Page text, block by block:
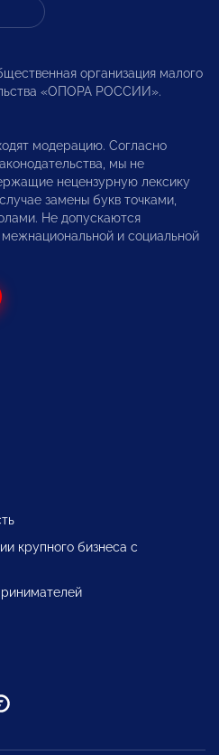
организация малого
«ОПОРА РОССИИ».
модерацию. Согласно
мы не
нецензурную лексику
замены букв точками,
Не допускаются
и социальной
крупного бизнеса с